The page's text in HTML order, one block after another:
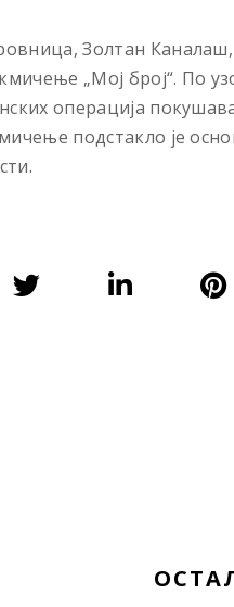
Золтан
„Мој број“. По
операција
подстакло је